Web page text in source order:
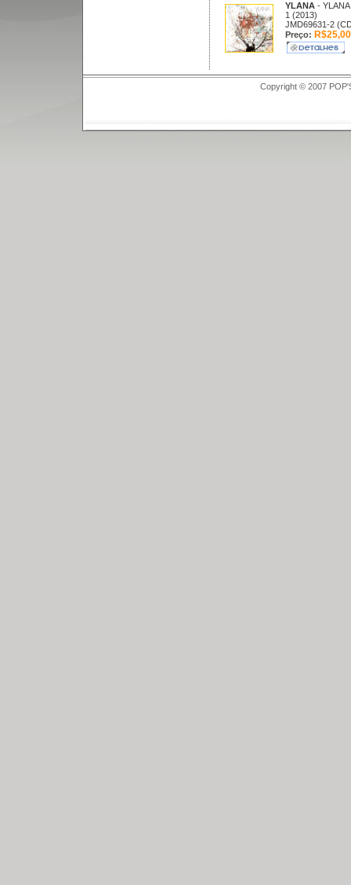
YLANA - YLANA
1 (2013)
JMD69631-2
Preço: R$25,00
Copyright © 2007